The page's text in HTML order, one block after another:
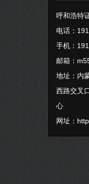
呼和浩特
电话：
手机：
邮箱：
地址：内
西路交叉
心
网址：